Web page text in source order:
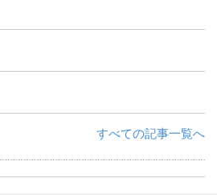
すべての記事一覧へ